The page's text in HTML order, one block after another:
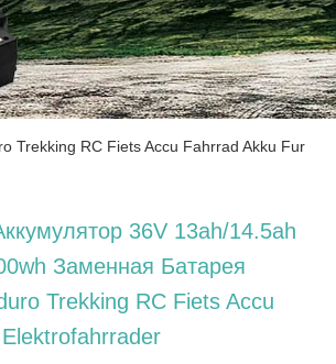
Trekking RC Fiets Accu Fahrrad Akku Fur
36V 13ah/14.5ah
Заменная Батарея
Trekking RC Fiets Accu